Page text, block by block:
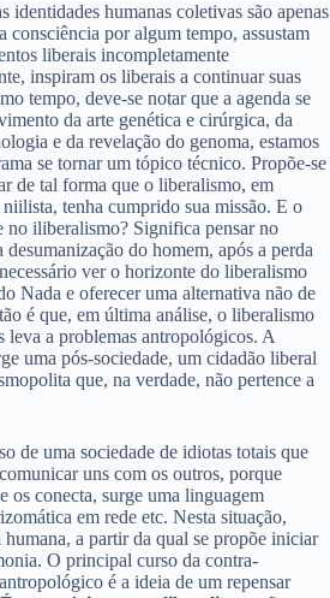
identidades humanas coletivas são apenas
consciência por algum tempo, assustam
liberais incompletamente
inspiram os liberais a continuar suas
tempo, deve-se notar que a agenda se
da arte genética e cirúrgica, da
e da revelação do genoma, estamos
se tornar um tópico técnico. Propõe-se
de tal forma que o liberalismo, em
tenha cumprido sua missão. E o
no iliberalismo? Significa pensar no
do homem, após a perda
ver o horizonte do liberalismo
Nada e oferecer uma alternativa não de
é que, em última análise, o liberalismo
leva a problemas antropológicos. A
uma pós-sociedade, um cidadão liberal
que, na verdade, não pertence a
de uma sociedade de idiotas totais que
uns com os outros, porque
os conecta, surge uma linguagem
em rede etc. Nesta situação,
a partir da qual se propõe iniciar
O principal curso da contra-
é a ideia de um repensar